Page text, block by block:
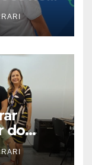
do